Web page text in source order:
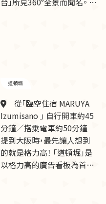
道頓堀
從「臨空住宿 MARUYA
Izumisano 」 自行開車約45
分鐘／搭乗電車約50分鐘
提到大阪時，最先讓人想到
的就是格力高！ 「道頓堀」是
以格力高的廣告看板為首…